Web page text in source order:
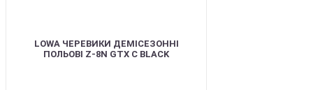
LOWA ЧЕРЕВИКИ ДЕМІСЕЗОННІ
ПОЛЬОВІ Z-8N GTX C BLACK